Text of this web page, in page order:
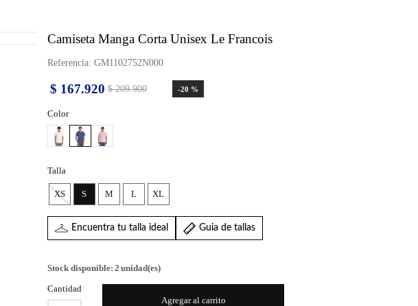
Camiseta Manga Corta Unisex Le Francois
Referencia: GM1102752N000
$ 209.900
$ 167.920 -20 %
Color
Talla
XS S M L XL
Encuentra tu talla ideal Guia de tallas
Stock disponible: 2 unidad(es)
Cantidad
Agregar al carrito